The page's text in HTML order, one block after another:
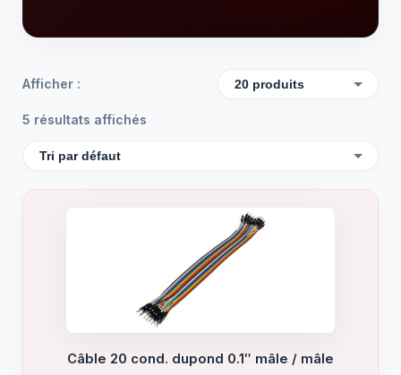
Afficher :
5 résultats affichés
Câble 20 cond. dupond 0.1″ mâle / mâle